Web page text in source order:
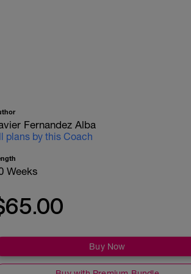
Fernandez Alba
plans by this Coach
Weeks
Buy Now